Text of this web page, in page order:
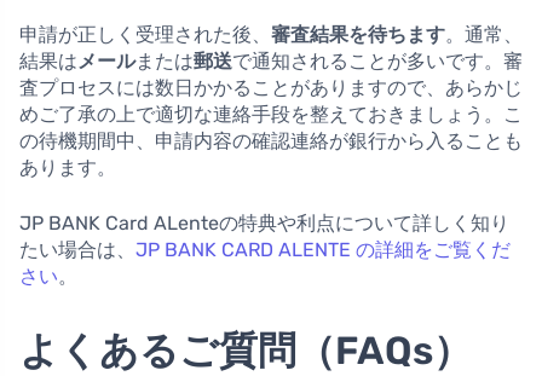
申請が正しく受理された後、 審査結果を待ちます。通常、
結果はメールまたは郵送で通知されることが多いです。審
査プロセスには数日かかることがありますので、あらかじ
めご了承の上で適切な連絡手段を整えておきましょう。こ
の待機期間中、申請内容の確認連絡が銀行から入ることも
あります。
JP BANK Card ALenteの特典や利点について詳しく知り
たい場合は、 JP BANK CARD ALENTE の詳細をご覧くだ
さい。
よくあるご質問（FAQs）